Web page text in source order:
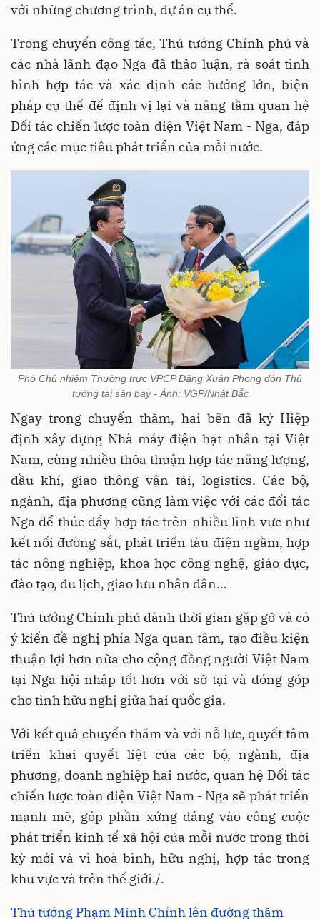
với những chương trình, dự án cụ thể.
Trong chuyến công tác, Thủ tướng Chính phủ và
các nhà lãnh đạo Nga đã thảo luận, rà soát tình
hình hợp tác và xác định các hướng lớn, biện
pháp cụ thể để định vị lại và nâng tầm quan hệ
Đối tác chiến lược toàn diện Việt Nam - Nga, đáp
ứng các mục tiêu phát triển của mỗi nước.
Phó Chủ nhiệm Thường trực VPCP Đặng Xuân Phong đón Thủ
tướng tại sân bay - Ảnh: VGP/Nhật Bắc
Ngay trong chuyến thăm, hai bên đã ký Hiệp
định xây dựng Nhà máy điện hạt nhân tại Việt
Nam, cùng nhiều thỏa thuận hợp tác năng lượng,
dầu khí, giao thông vận tải, logistics. Các bộ,
ngành, địa phương cũng làm việc với các đối tác
Nga để thúc đẩy hợp tác trên nhiều lĩnh vực như
kết nối đường sắt, phát triển tàu điện ngầm, hợp
tác nông nghiệp, khoa học công nghệ, giáo dục,
đào tạo, du lịch, giao lưu nhân dân…
Thủ tướng Chính phủ dành thời gian gặp gỡ và có
ý kiến đề nghị phía Nga quan tâm, tạo điều kiện
thuận lợi hơn nữa cho cộng đồng người Việt Nam
tại Nga hội nhập tốt hơn với sở tại và đóng góp
cho tình hữu nghị giữa hai quốc gia.
Với kết quả chuyến thăm và với nỗ lực, quyết tâm
triển khai quyết liệt của các bộ, ngành, địa
phương, doanh nghiệp hai nước, quan hệ Đối tác
chiến lược toàn diện Việt Nam - Nga sẽ phát triển
mạnh mẽ, góp phần xứng đáng vào công cuộc
phát triển kinh tế-xã hội của mỗi nước trong thời
kỳ mới và vì hoà bình, hữu nghị, hợp tác trong
khu vực và trên thế giới./.
Thủ tướng Phạm Minh Chính lên đường thăm